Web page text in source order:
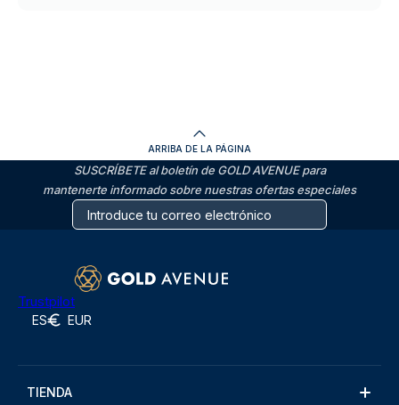
ARRIBA DE LA PÁGINA
SUSCRÍBETE al boletín de GOLD AVENUE para
mantenerte informado sobre nuestras ofertas especiales
Trustpilot
ES EUR
TIENDA